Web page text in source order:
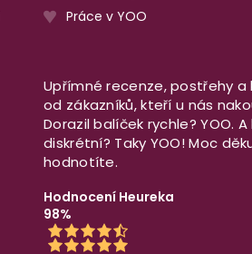
Práce v YOO
Upřímné recenze, postřehy
od zákazníků, kteří u nás
Dorazil balíček rychle? YOO. A
diskrétní? Taky YOO! Moc
hodnotíte.
Hodnocení Heureka
98%